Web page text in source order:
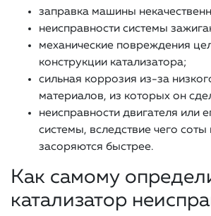
заправка машины
неисправности системы
механические повреждения
конструкции катализатора;
сильная коррозия из-за
материалов, из которых он
неисправности двигателя или
системы, вследствие чего соты
засоряются быстрее.
Как самому
катализатор